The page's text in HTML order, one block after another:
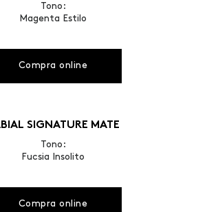
Tono:
Magenta Estilo
Compra online
SIGNATURE MATE
Tono:
Fucsia Insolito
Compra online